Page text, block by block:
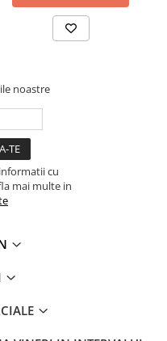
noastre
cu
mai multe in